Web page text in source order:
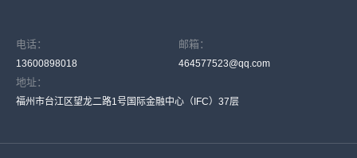
电话：
13600898018
邮箱：
464577523@qq.com
地址：
福州市台江区望龙二路1号国际金融中心（IFC）37层